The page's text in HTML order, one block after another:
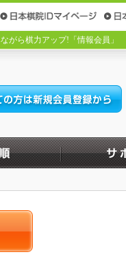
がら棋力アップ!「情報会員」